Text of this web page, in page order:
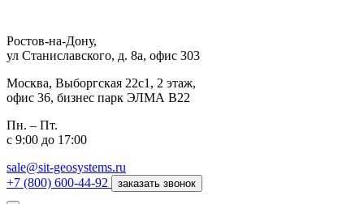
Ростов-на-Дону,
ул Станиславского, д. 8а, офис 303
Москва, Выборгская 22с1, 2 этаж,
офис 36, бизнес парк ЭЛМА В22
Пн. – Пт.
с 9:00 до 17:00
sale@sit-geosystems.ru
+7 (800) 600-44-92
заказать звонок